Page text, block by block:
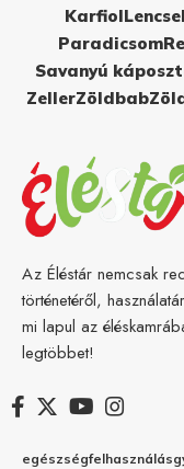
KarfiolLencse
Paradicsom
Savanyú
ZellerZöldbab
Az Éléstár nemcsak
történetéről,
mi lapul az
legtöbbet!
egészségfelhasználás